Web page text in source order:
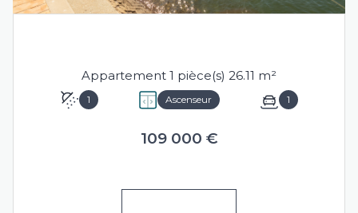
Appartement 1 pièce(s) 26.11 m²
1 Ascenseur 1
109 000 €